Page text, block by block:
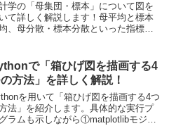
学の「母集団・標本」について図を
て詳しく解説します！母平均と標本
、母分散・標本分散といった指標を
本)から母集団の性質を理解していくの
統計の基礎となります。
で「箱ひげ図を描画する4
方法」を詳しく解説！
を用いて「箱ひげ図を描画する4つ
法」を紹介します。具体的な実行プ
ラムも示しながら①matplotlibモジュ